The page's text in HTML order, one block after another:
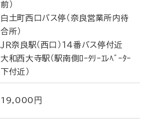
前）
白土町西口バス停（奈良営業所内待
合所）
ＪＲ奈良駅（西口）１４番バス停付近
大和西大寺駅（駅南側ﾛｰﾀﾘｰｴﾚﾍﾞｰﾀｰ
下付近）
19,000円